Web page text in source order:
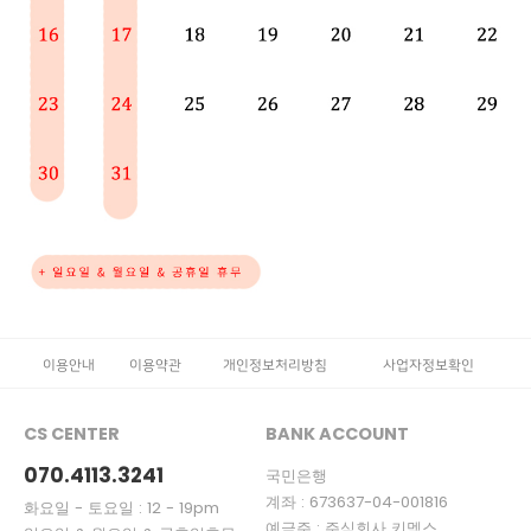
이용안내 이용약관 개인정보처리방침 사업자정보확인
CS CENTER
070.4113.3241
화요일 - 토요일 : 12 - 19pm
BANK ACCOUNT
국민은행
계좌 : 673637-04-001816